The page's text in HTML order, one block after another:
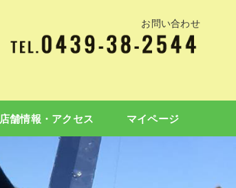
お問い合わせ
店舗情報・アクセス マイページ